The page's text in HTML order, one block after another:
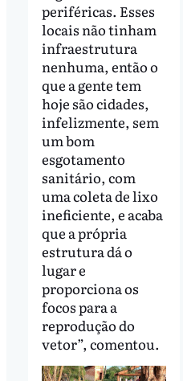
periféricas. Esses
locais não tinham
infraestrutura
nenhuma, então o
que a gente tem
hoje são cidades,
infelizmente, sem
um bom
esgotamento
sanitário, com
uma coleta de lixo
ineficiente, e acaba
que a própria
estrutura dá o
lugar e
proporciona os
focos para a
reprodução do
vetor”, comentou.